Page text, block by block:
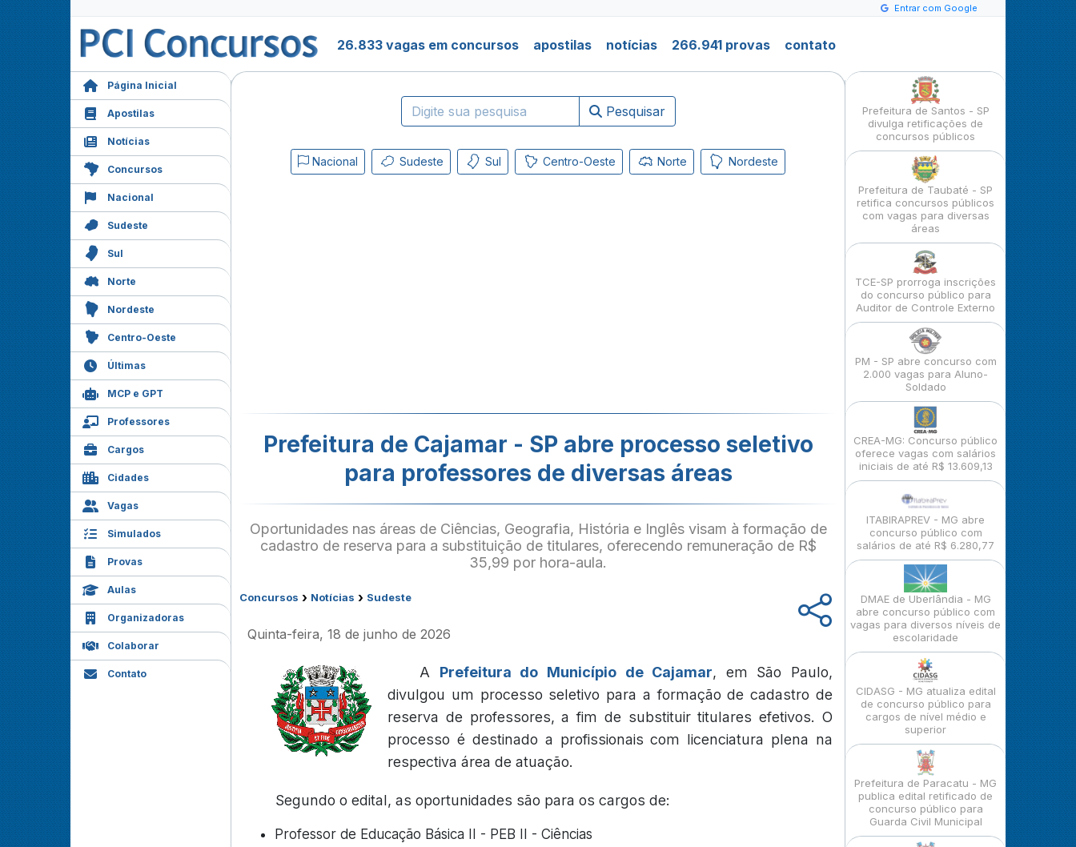
Entrar com Google
26.833 vagas em concursos apostilas notícias 266.941 provas contato
Página Inicial
Apostilas
Notícias
Concursos
Nacional
Sudeste
Sul
Norte
Nordeste
Centro-Oeste
Últimas
MCP e GPT
Professores
Cargos
Cidades
Vagas
Simulados
Provas
Aulas
Organizadoras
Colaborar
Contato
Pesquisar
Nacional Sudeste Sul Centro-Oeste Norte Nordeste
Prefeitura de Cajamar - SP abre processo seletivo
para professores de diversas áreas
Oportunidades nas áreas de Ciências, Geografia, História e Inglês visam à formação de
cadastro de reserva para a substituição de titulares, oferecendo remuneração de R$
35,99 por hora-aula.
Concursos › Notícias › Sudeste
Quinta-feira, 18 de junho de 2026
A Prefeitura do Município de Cajamar, em São Paulo,
divulgou um processo seletivo para a formação de cadastro de
reserva de professores, a fim de substituir titulares efetivos. O
processo é destinado a profissionais com licenciatura plena na
respectiva área de atuação.
Segundo o edital, as oportunidades são para os cargos de:
Professor de Educação Básica II - PEB II - Ciências
Prefeitura de Santos - SP
divulga retificações de
concursos públicos
Prefeitura de Taubaté - SP
retifica concursos públicos
com vagas para diversas
áreas
TCE-SP prorroga inscrições
do concurso público para
Auditor de Controle Externo
PM - SP abre concurso com
2.000 vagas para Aluno-
Soldado
CREA-MG: Concurso público
oferece vagas com salários
iniciais de até R$ 13.609,13
ITABIRAPREV - MG abre
concurso público com
salários de até R$ 6.280,77
DMAE de Uberlândia - MG
abre concurso público com
vagas para diversos níveis de
escolaridade
CIDASG - MG atualiza edital
de concurso público para
cargos de nível médio e
superior
Prefeitura de Paracatu - MG
publica edital retificado de
concurso público para
Guarda Civil Municipal